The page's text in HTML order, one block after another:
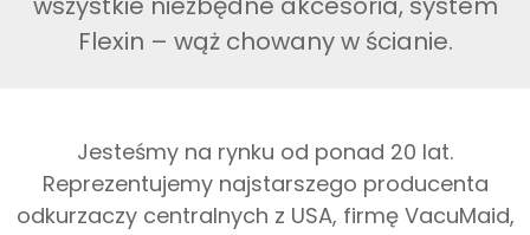
Flexin – wąż chowany w ścianie.
Jesteśmy na rynku od ponad 20 lat.
Reprezentujemy najstarszego producenta
odkurzaczy centralnych z USA, firmę VacuMaid,